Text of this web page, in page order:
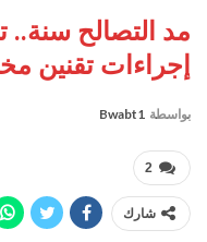
مد التصالح سنة..
إجراءات تقنين
بواسطة Bwabt1
2
شارك